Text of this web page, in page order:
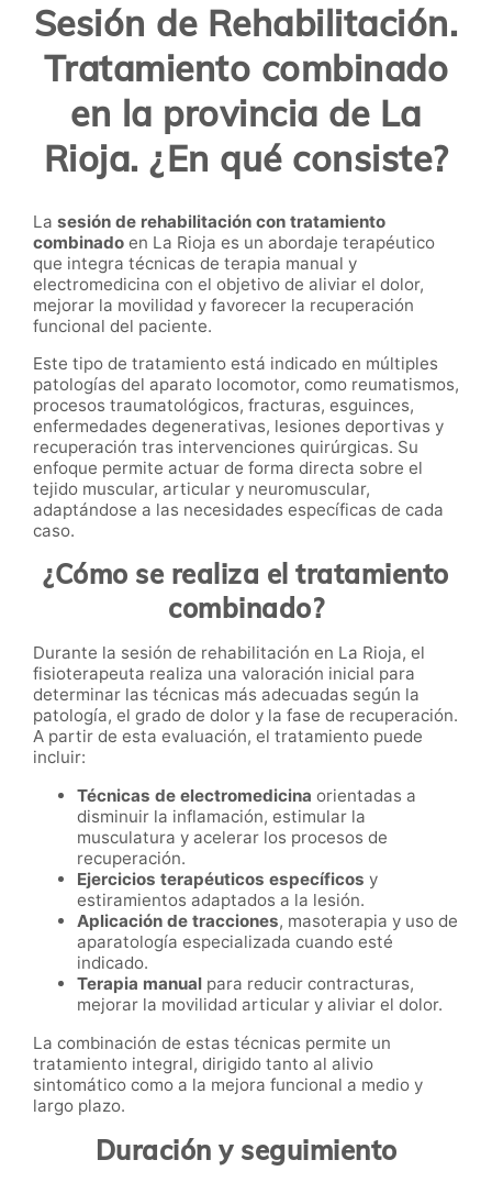
Sesión de Rehabilitación.
Tratamiento combinado
en la provincia de La
Rioja. ¿En qué consiste?
La sesión de rehabilitación con tratamiento
combinado en La Rioja es un abordaje terapéutico
que integra técnicas de terapia manual y
electromedicina con el objetivo de aliviar el dolor,
mejorar la movilidad y favorecer la recuperación
funcional del paciente.
Este tipo de tratamiento está indicado en múltiples
patologías del aparato locomotor, como reumatismos,
procesos traumatológicos, fracturas, esguinces,
enfermedades degenerativas, lesiones deportivas y
recuperación tras intervenciones quirúrgicas. Su
enfoque permite actuar de forma directa sobre el
tejido muscular, articular y neuromuscular,
adaptándose a las necesidades específicas de cada
caso.
¿Cómo se realiza el tratamiento
combinado?
Durante la sesión de rehabilitación en La Rioja, el
fisioterapeuta realiza una valoración inicial para
determinar las técnicas más adecuadas según la
patología, el grado de dolor y la fase de recuperación.
A partir de esta evaluación, el tratamiento puede
incluir:
Técnicas de electromedicina orientadas a
disminuir la inflamación, estimular la
musculatura y acelerar los procesos de
recuperación.
Ejercicios terapéuticos específicos y
estiramientos adaptados a la lesión.
Aplicación de tracciones, masoterapia y uso de
aparatología especializada cuando esté
indicado.
Terapia manual para reducir contracturas,
mejorar la movilidad articular y aliviar el dolor.
La combinación de estas técnicas permite un
tratamiento integral, dirigido tanto al alivio
sintomático como a la mejora funcional a medio y
largo plazo.
Duración y seguimiento